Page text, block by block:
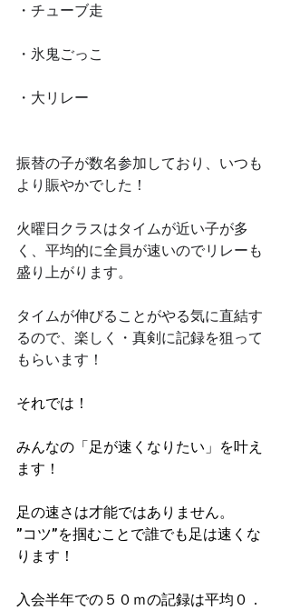
・チューブ走
・氷鬼ごっこ
・大リレー
振替の子が数名参加しており、いつも
より賑やかでした！
火曜日クラスはタイムが近い子が多
く、平均的に全員が速いのでリレーも
盛り上がります。
タイムが伸びることがやる気に直結す
るので、楽しく・真剣に記録を狙って
もらいます！
それでは！
みんなの「足が速くなりたい」を叶え
ます！
足の速さは才能ではありません。
”コツ”を掴むことで誰でも足は速くな
ります！
入会半年での５０ｍの記録は平均０．